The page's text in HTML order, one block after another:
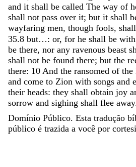
and it shall be called The way of
shall not pass over it; but it shall
wayfaring men, though fools, shall
35.8 but…: or, for he shall be with
be there, nor any ravenous beast
shall not be found there; but the
there: 10 And the ransomed of the
and come to Zion with songs and
their heads: they shall obtain joy
sorrow and sighing shall flee away
Domínio Público. Esta tradução
público é trazida a você por